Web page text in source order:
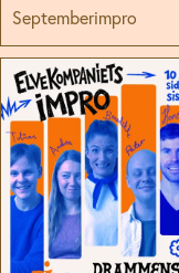
Septemberimpro